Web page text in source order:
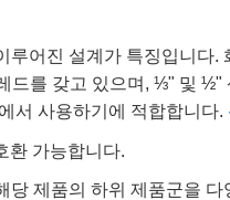
어진 설계가 특징입니
드를 갖고 있으며, ⅓" 및 ½"
서 사용하기에 적합합니다.
환 가능합니다.
제품의 하위 제품군을